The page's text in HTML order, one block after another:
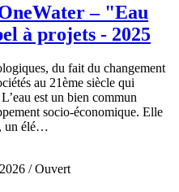
– "Eau
à projets - 2025
du fait du changement
au 21ème siècle qui
est un bien commun
socio-économique. Elle
un élé…
/ Ouvert